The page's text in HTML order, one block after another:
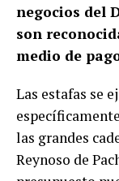
negocios del
son
medio de
Las estafas se
las grandes
Reynoso de